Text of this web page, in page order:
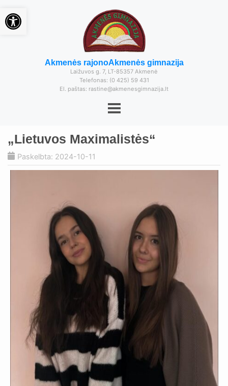
Akmenės rajonoAkmenės gimnazija
Laižuvos g. 7, LT-85357 Akmenė
Telefonas: (0 425) 59 431
El. paštas: rastine@akmenesgimnazija.lt
„Lietuvos Maximalistės“
Paskelbta: 2024-10-11
Open toolbar